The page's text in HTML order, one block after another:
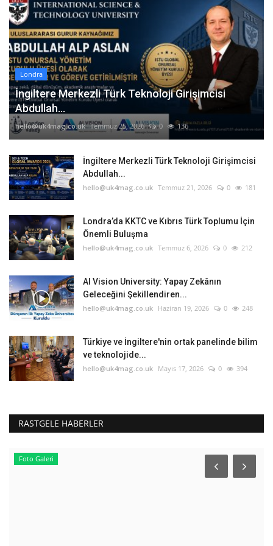
Londra
İngiltere Merkezli Türk Teknoloji Girişimcisi
Abdullah...
hello@uk4mag.co.uk Temmuz 25, 2026 0 136
İngiltere Merkezli Türk Teknoloji Girişimcisi
Abdullah...
hello@uk4mag.co.uk Temmuz 21, 2026 0 181
Londra’da KKTC ve Kıbrıs Türk Toplumu İçin
Önemli Buluşma
hello@uk4mag.co.uk Temmuz 6, 2026 0 212
AI Vision University: Yapay Zekânın
Geleceğini Şekillendiren...
hello@uk4mag.co.uk Haziran 19, 2026 0 248
Türkiye ve İngiltere'nin ortak panelinde bilim
ve teknolojide...
hello@uk4mag.co.uk Mayıs 17, 2026 0 394
RASTGELE HABERLER
Foto Galeri